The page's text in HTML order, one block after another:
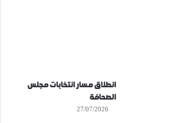
انطلاق مسار انتخابات مجلس
الصحافة
27/07/2026